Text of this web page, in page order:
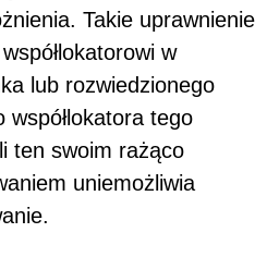
Takie uprawnienie
w
lub rozwiedzionego
współlokatora tego
ten swoim rażąco
uniemożliwia